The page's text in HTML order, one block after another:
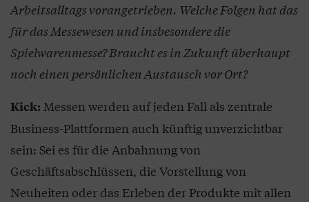
Arbeitsalltags vorangetrieben. Welche Folgen hat das
für das Messewesen und insbesondere die
Spielwarenmesse? Braucht es in Zukunft überhaupt
noch einen persönlichen Austausch vor Ort?
Kick: Messen werden auf jeden Fall als zentrale
Business-Plattformen auch künftig unverzichtbar
sein: Sei es für die Anbahnung von
Geschäftsabschlüssen, die Vorstellung von
Neuheiten oder das Erleben der Produkte mit allen